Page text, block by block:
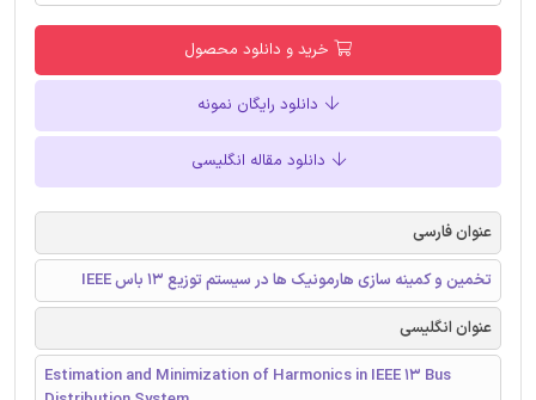
خرید و دانلود محصول
دانلود رایگان نمونه
دانلود مقاله انگلیسی
عنوان فارسی
تخمین و کمینه سازی هارمونیک ‌ها در سیستم توزیع 13 باس IEEE
عنوان انگلیسی
Estimation and Minimization of Harmonics in IEEE 13 Bus